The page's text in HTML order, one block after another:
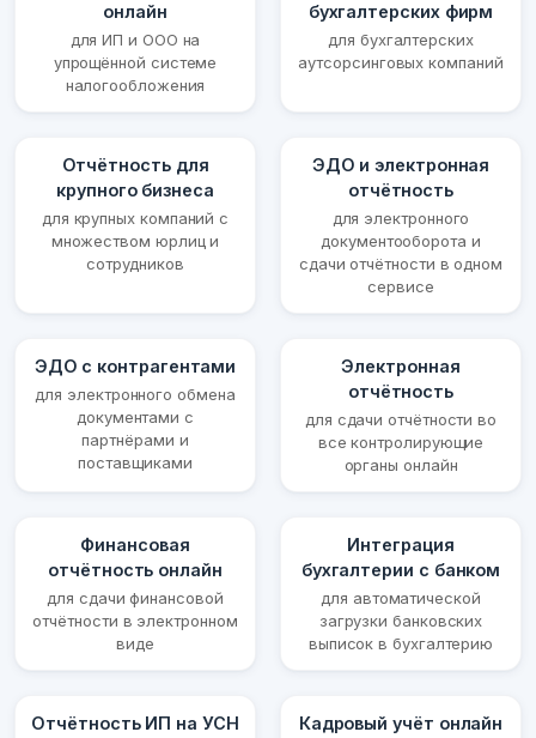
онлайн
для ИП и ООО на
упрощённой системе
налогообложения
бухгалтерских фирм
для бухгалтерских
аутсорсинговых компаний
Отчётность для
крупного бизнеса
для крупных компаний с
множеством юрлиц и
сотрудников
ЭДО и электронная
отчётность
для электронного
документооборота и
сдачи отчётности в одном
сервисе
ЭДО с контрагентами
для электронного обмена
документами с
партнёрами и
поставщиками
Электронная
отчётность
для сдачи отчётности во
все контролирующие
органы онлайн
Финансовая
отчётность онлайн
для сдачи финансовой
отчётности в электронном
виде
Интеграция
бухгалтерии с банком
для автоматической
загрузки банковских
выписок в бухгалтерию
Отчётность ИП на УСН Кадровый учёт онлайн